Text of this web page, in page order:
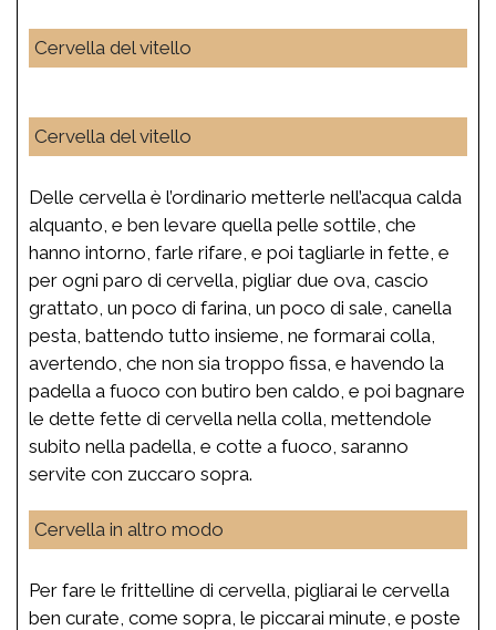
Cervella del vitello
Cervella del vitello
Delle cervella è l’ordinario metterle nell’acqua calda
alquanto, e ben levare quella pelle sottile, che
hanno intorno, farle rifare, e poi tagliarle in fette, e
per ogni paro di cervella, pigliar due ova, cascio
grattato, un poco di farina, un poco di sale, canella
pesta, battendo tutto insieme, ne formarai colla,
avertendo, che non sia troppo fissa, e havendo la
padella a fuoco con butiro ben caldo, e poi bagnare
le dette fette di cervella nella colla, mettendole
subito nella padella, e cotte a fuoco, saranno
servite con zuccaro sopra.
Cervella in altro modo
Per fare le frittelline di cervella, pigliarai le cervella
ben curate, come sopra, le piccarai minute, e poste